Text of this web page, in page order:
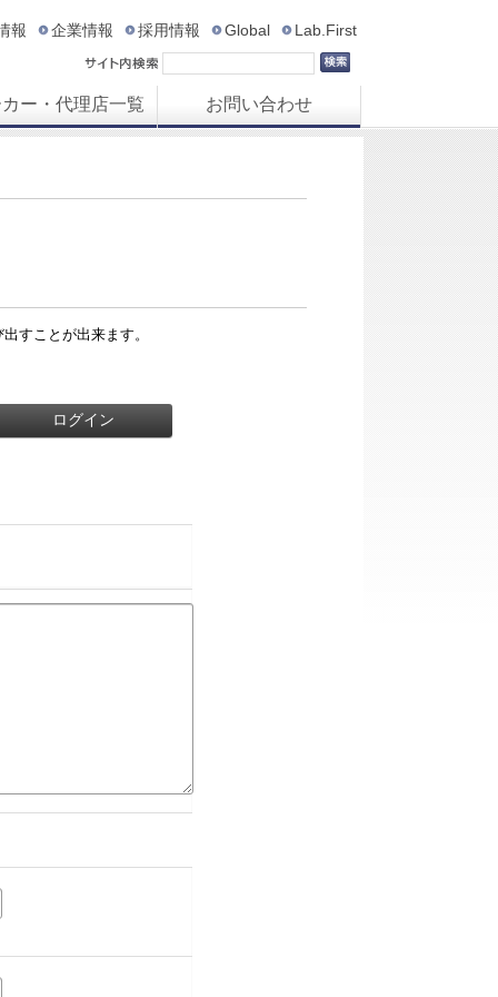
報 企業情報 採用情報 Global Lab.First
カー・代理店一覧 お問い合わせ
すことが出来ます。